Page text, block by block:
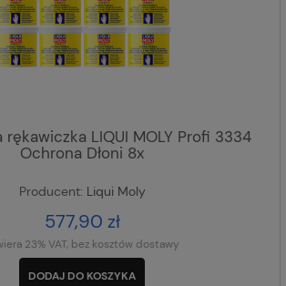
rękawiczka LIQUI MOLY Profi 3334
Ochrona Dłoni 8x
Producent: Liqui Moly
577,90 zł
23% VAT, bez kosztów dostawy
DODAJ DO KOSZYKA